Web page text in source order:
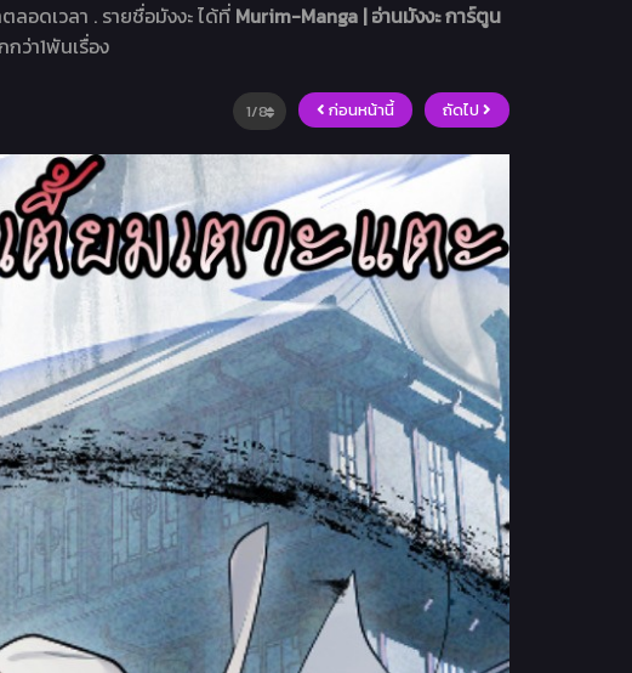
อดเวลา . รายชื่อมังงะ ได้ที่ Murim-Manga | อ่านมังงะ การ์ตูน
ว่า1พันเรื่อง
ก่อนหน้านี้ ถัดไป